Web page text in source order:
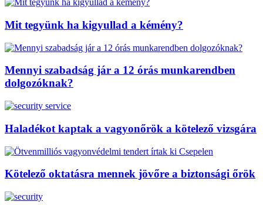
Mit tegyünk ha kigyullad a kémény?
Mennyi szabadság jár a 12 órás munkarendben
dolgozóknak?
Haladékot kaptak a vagyonőrök a kötelező vizsgára
Kötelező oktatásra mennek jövőre a biztonsági őrök